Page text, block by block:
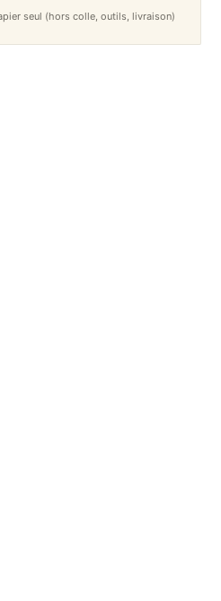
seul (hors colle, outils, livraison)